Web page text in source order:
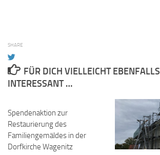
SHARE
FÜR DICH VIELLEICHT EBENFALLS
INTERESSANT …
Spendenaktion zur
Restaurierung des
Familiengemäldes in der
Dorfkirche Wagenitz